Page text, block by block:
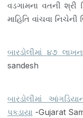
વડગામના વતની
માહિતિ વાંચવા
બારડોલીમાં ૪૭
sandesh
બારડોલીમાં
પકડાયા -Gujarat